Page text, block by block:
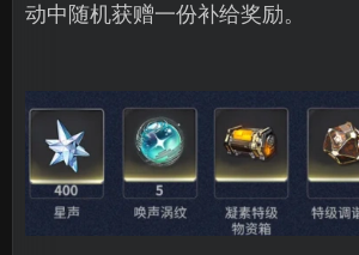
动中随机获赠一份补给奖励。